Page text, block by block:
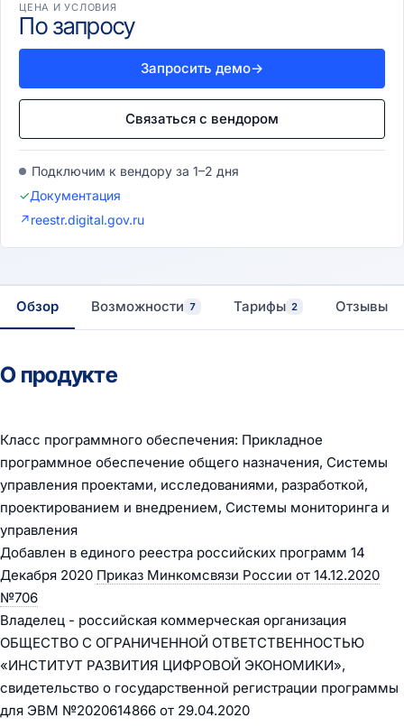
ЦЕНА И УСЛОВИЯ
По запросу
Запросить демо→
Связаться с вендором
Подключим к вендору за 1–2 дня
✓Документация
↗reestr.digital.gov.ru
Обзор Возможности 7 Тарифы 2 Отзывы
О продукте
Класс программного обеспечения: Прикладное
программное обеспечение общего назначения, Системы
управления проектами, исследованиями, разработкой,
проектированием и внедрением, Системы мониторинга и
управления
Добавлен в единого реестра российских программ 14
Декабря 2020 Приказ Минкомсвязи России от 14.12.2020
№706
Владелец - российская коммерческая организация
ОБЩЕСТВО С ОГРАНИЧЕННОЙ ОТВЕТСТВЕННОСТЬЮ
«ИНСТИТУТ РАЗВИТИЯ ЦИФРОВОЙ ЭКОНОМИКИ»,
свидетельство о государственной регистрации программы
для ЭВМ №2020614866 от 29.04.2020